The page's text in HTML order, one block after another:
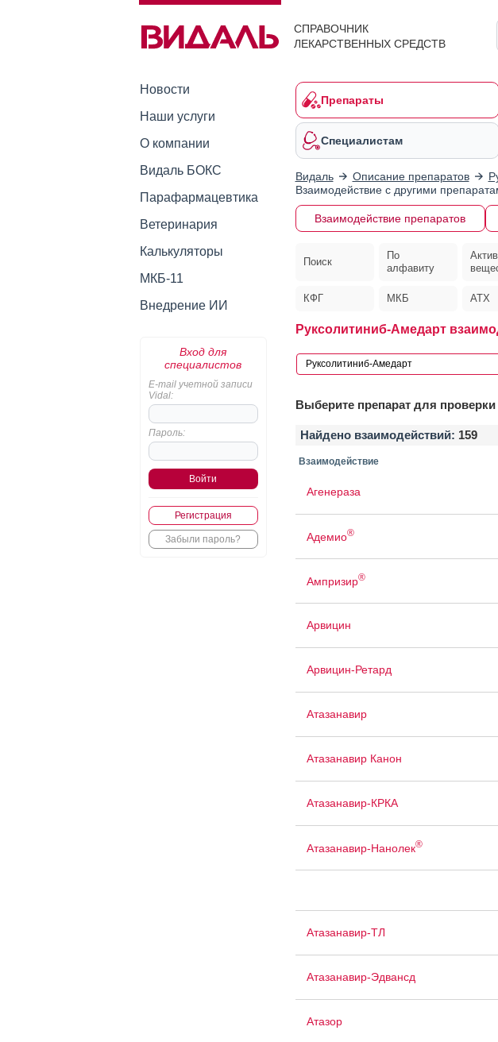
СПРАВОЧНИК
ЛЕКАРСТВЕННЫХ СРЕДСТВ
Новости
Наши услуги
О компании
Видаль БОКС
Парафармацевтика
Ветеринария
Калькуляторы
МКБ-11
Внедрение ИИ
Вход для
специалистов
E-mail учетной записи
Vidal:
Пароль:
Регистрация
Забыли пароль?
Препараты
Специалистам
Видаль Описание препаратов
Взаимодействие с другими
Взаимодействие препаратов
Поиск
По
алфавиту
КФГ МКБ АТХ
Руксолитиниб-Амедарт
Выберите препарат для
Найдено взаимодействий: 159
Взаимодействие
Агенераза
Адемио®
Ампризир®
Арвицин
Арвицин-Ретард
Атазанавир
Атазанавир Канон
Атазанавир-КРКА
Атазанавир-Нанолек®
Атазанавир-ТЛ
Атазанавир-Эдвансд
Атазор